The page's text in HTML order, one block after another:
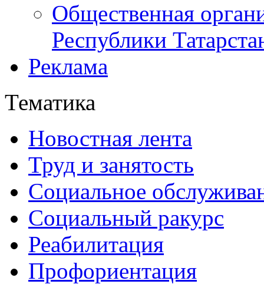
Общественная
Республики
Реклама
Тематика
Новостная лента
Труд и занятость
Социальное
Социальный ракурс
Реабилитация
Профориентация